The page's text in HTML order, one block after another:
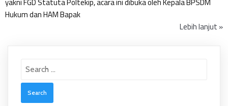
Hukum dan HAM Bapak
Lebih lanjut »